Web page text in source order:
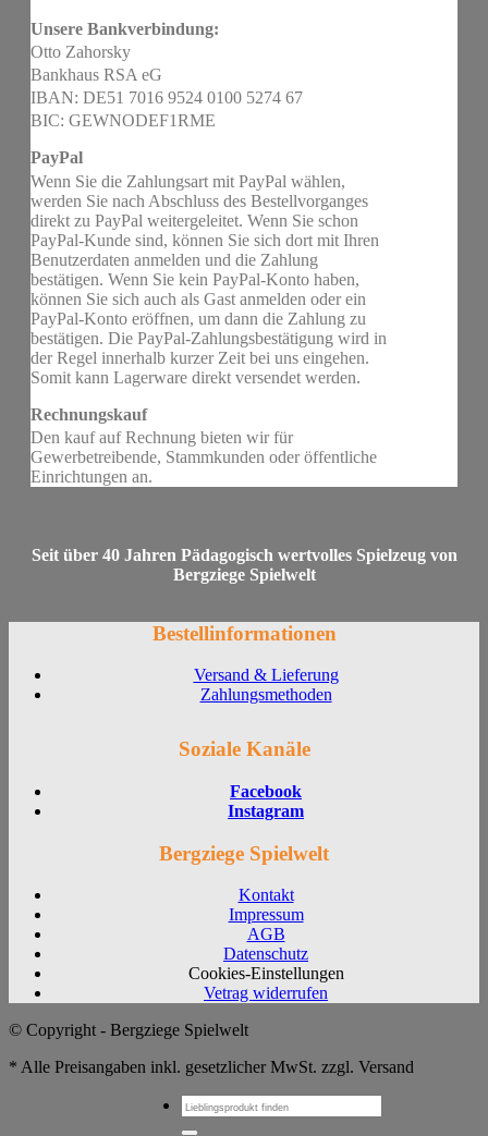
Unsere Bankverbindung:
Otto Zahorsky
Bankhaus RSA eG
IBAN: DE51 7016 9524 0100 5274 67
BIC: GEWNODEF1RME
PayPal
Wenn Sie die Zahlungsart mit PayPal wählen,
werden Sie nach Abschluss des Bestellvorganges
direkt zu PayPal weitergeleitet. Wenn Sie schon
PayPal-Kunde sind, können Sie sich dort mit Ihren
Benutzerdaten anmelden und die Zahlung
bestätigen. Wenn Sie kein PayPal-Konto haben,
können Sie sich auch als Gast anmelden oder ein
PayPal-Konto eröffnen, um dann die Zahlung zu
bestätigen. Die PayPal-Zahlungsbestätigung wird in
der Regel innerhalb kurzer Zeit bei uns eingehen.
Somit kann Lagerware direkt versendet werden.
Rechnungskauf
Den kauf auf Rechnung bieten wir für
Gewerbetreibende, Stammkunden oder öffentliche
Einrichtungen an.
Seit über 40 Jahren Pädagogisch wertvolles Spielzeug von
Bergziege Spielwelt
Bestellinformationen
Versand & Lieferung
Zahlungsmethoden
Soziale Kanäle
Facebook
Instagram
Bergziege Spielwelt
Kontakt
Impressum
AGB
Datenschutz
Cookies-Einstellungen
Vetrag widerrufen
© Copyright - Bergziege Spielwelt
* Alle Preisangaben inkl. gesetzlicher MwSt. zzgl. Versand
Suchen